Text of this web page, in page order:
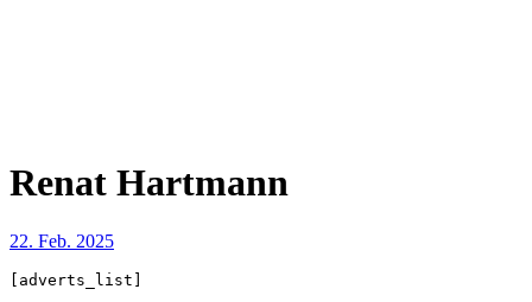
Renat Hartmann
22. Feb. 2025
[adverts_list]